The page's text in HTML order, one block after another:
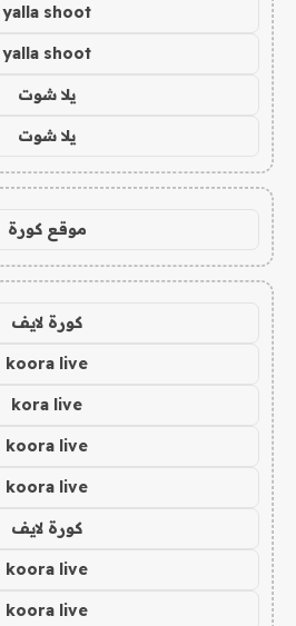
yalla shoot
yalla shoot
يلا شوت
يلا شوت
موقع كورة
كورة لايف
koora live
kora live
koora live
koora live
كورة لايف
koora live
koora live